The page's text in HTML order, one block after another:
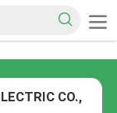
CO.,